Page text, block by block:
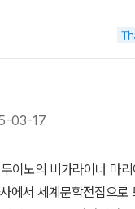
오르페우스를 통해 예술
술이야말로 삶과 죽음
등 다양한 예술 장르에
그의 그림 속에서 릴케
오늘날까지도 연극과 영
전의 반열에 올랐다.​깊이
는 많은 예술가와 사상가
만,여러번 읽어도내겐
의 시를 완벽히 받아들이
책을 여러번 정독할 수 밖
03-17
이노의 비가라이너 마
에서 세계문학전집으로